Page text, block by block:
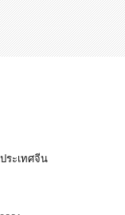
ระเทศจีน